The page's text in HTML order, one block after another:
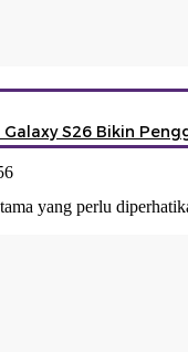
S26 Bikin
yang perlu